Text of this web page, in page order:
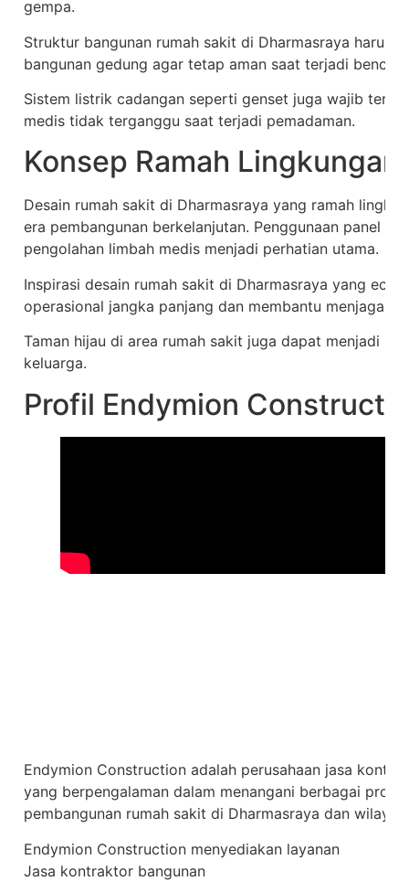
gempa.
Struktur bangunan rumah sakit di Dharmasraya harus
bangunan gedung agar tetap aman saat terjadi
Sistem listrik cadangan seperti genset juga wajib
medis tidak terganggu saat terjadi pemadaman.
Konsep Ramah Lingkungan
Desain rumah sakit di Dharmasraya yang ramah
era pembangunan berkelanjutan. Penggunaan panel
pengolahan limbah medis menjadi perhatian utama.
Inspirasi desain rumah sakit di Dharmasraya yang
operasional jangka panjang dan membantu menjaga
Taman hijau di area rumah sakit juga dapat menjadi
keluarga.
Profil Endymion
Endymion Construction adalah perusahaan jasa
yang berpengalaman dalam menangani berbagai
pembangunan rumah sakit di Dharmasraya dan
Endymion Construction menyediakan layanan
Jasa kontraktor bangunan